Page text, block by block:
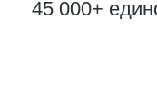
45 000+